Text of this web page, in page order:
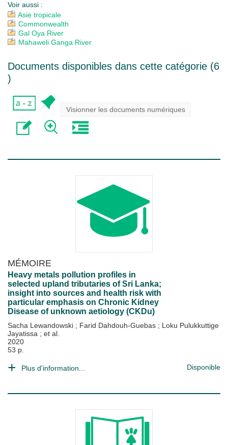
Voir aussi :
Asie tropicale
Commonwealth
Gal Oya River
Mahaweli Ganga River
Documents disponibles dans cette catégorie (6
)
Visionner les documents numériques
MÉMOIRE
Heavy metals pollution profiles in
selected upland tributaries of Sri Lanka;
insight into sources and health risk with
particular emphasis on Chronic Kidney
Disease of unknown aetiology (CKDu)
Sacha Lewandowski ; Farid Dahdouh-Guebas ; Loku Pulukkuttige
Jayatissa ; et al.
2020
53 p.
Plus d'information... Disponible